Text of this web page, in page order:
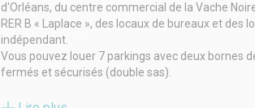
d'Orléans, du centre commercial de la Vache
RER B « Laplace », des locaux de bureaux et
indépendant.
Vous pouvez louer 7 parkings avec deux bornes
fermés et sécurisés (double sas).
50 m² environ. le plateau est en excellent état et